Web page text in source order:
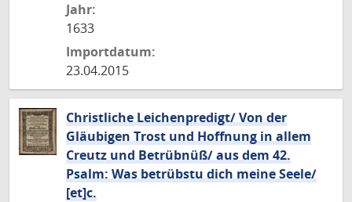
Jahr:
1633
Importdatum:
23.04.2015
Christliche Leichenpredigt/ Von der
Gläubigen Trost und Hoffnung in allem
Creutz und Betrübnüß/ aus dem 42.
Psalm: Was betrübstu dich meine Seele/
[et]c.